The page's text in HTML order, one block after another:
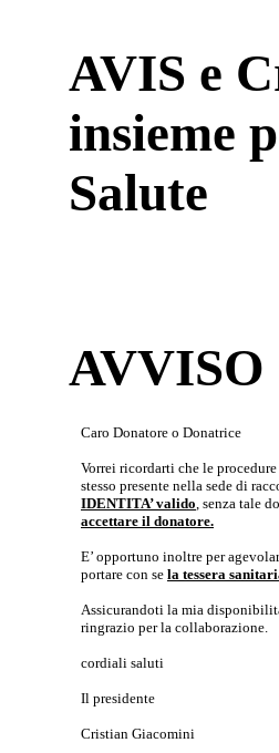
AVIS e
insieme
Salute
Caro Donatore o Donatrice
Vorrei ricordarti che le
stesso presente nella sede di
IDENTITA’ valido, senza tale
accettare il donatore.
E’ opportuno inoltre per
portare con se la tessera
Assicurandoti la mia
ringrazio per la collaborazione.
cordiali saluti
Il presidente
Cristian Giacomini